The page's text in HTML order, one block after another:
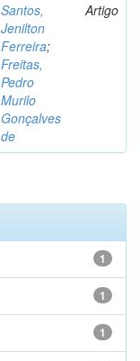
Santos,
Jenilton
Ferreira;
Freitas,
Pedro
Murilo
Gonçalves
de
Artigo
1
1
1